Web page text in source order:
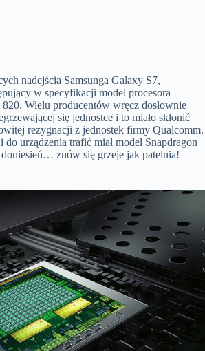
nadejścia Samsunga Galaxy S7,
w specyfikacji model procesora
Wielu producentów wręcz dosłownie
się jednostce i to miało skłonić
rezygnacji z jednostek firmy Qualcomm.
do urządzenia trafić miał model Snapdragon
znów się grzeje jak patelnia!